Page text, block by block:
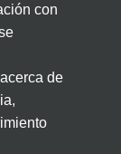
con
de